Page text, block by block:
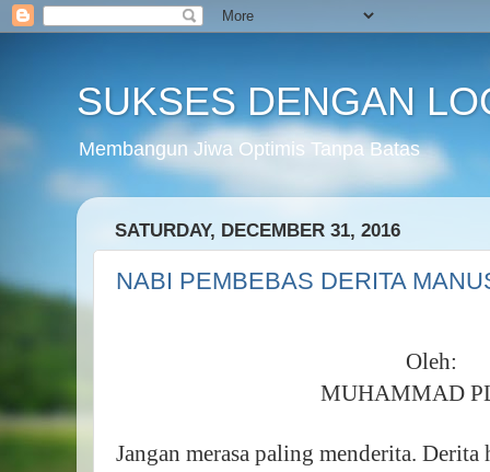
SUKSES DENGAN
Membangun Jiwa Optimis Tanpa Batas
SATURDAY, DECEMBER 31, 2016
NABI PEMBEBAS DERITA
Oleh:
MUHAMMAD
Jangan merasa paling menderita.